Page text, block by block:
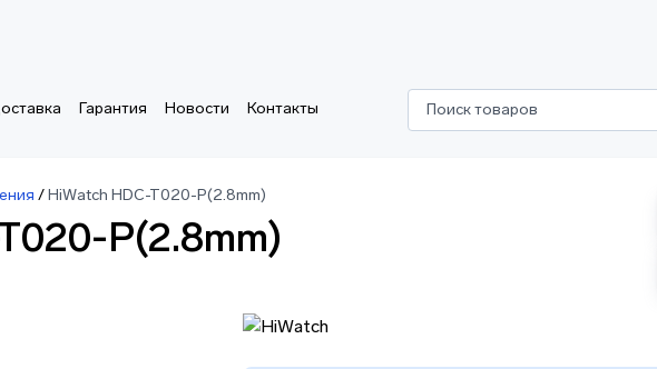
Гарантия Новости Контакты Поиск товаров
/HiWatch HDC-T020-P(2.8mm)
P(2.8mm)